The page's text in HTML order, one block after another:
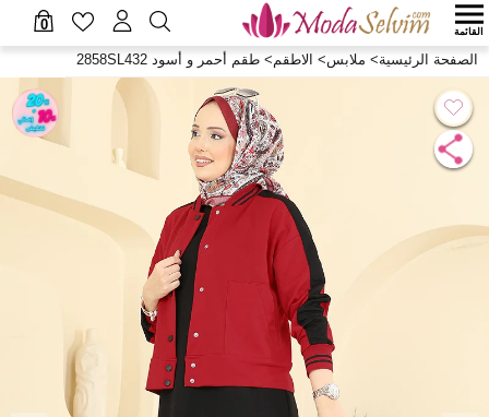
0 القائمة
الصفحة الرئيسية> ملابس> الاطقم> طقم أحمر و أسود 2858SL432